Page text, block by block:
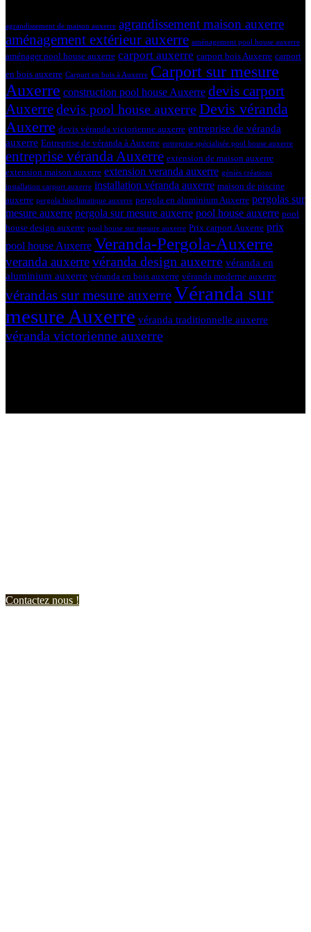
agrandissement de maison auxerre agrandissement maison auxerre
aménagement extérieur auxerre aménagement pool house auxerre
aménager pool house auxerre carport auxerre carport bois Auxerre carport
en bois auxerre Carport en bois à Auxerre Carport sur mesure
Auxerre construction pool house Auxerre devis carport
Auxerredevis pool house auxerreDevis véranda
Auxerre devis véranda victorienne auxerre entreprise de véranda
auxerre Entreprise de véranda à Auxerre entreprise spécialisée pool house auxerre
entreprise véranda Auxerre extension de maison auxerre
extension maison auxerre extension veranda auxerre géniès créations
installation carport auxerre installation véranda auxerre maison de piscine
auxerre pergola bioclimatique auxerre pergola en aluminium Auxerre pergolas sur
mesure auxerre pergola sur mesure auxerre pool house auxerre pool
house design auxerre pool house sur mesure auxerre Prix carport Auxerre prix
pool house Auxerre Veranda-Pergola-Auxerre
veranda auxerrevéranda design auxerre véranda en
aluminium auxerre véranda en bois auxerre véranda moderne auxerre
vérandas sur mesure auxerreVéranda sur
mesure Auxerre véranda traditionnelle auxerre
véranda victorienne auxerre
Contactez nous !